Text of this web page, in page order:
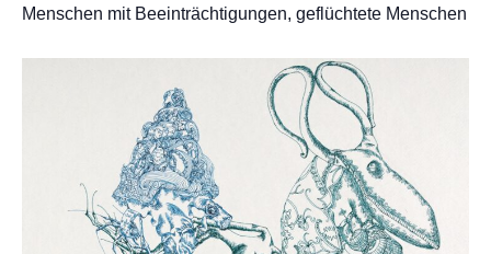
Menschen mit Beeinträchtigungen, geflüchtete Menschen